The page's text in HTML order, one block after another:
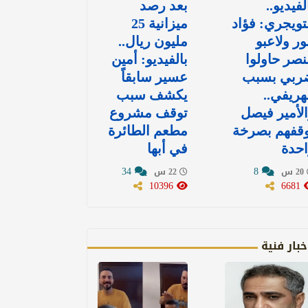
فؤاد
ولاعبو
حاولوا
بسبب
فيصل
بصرخة
بعد رصد
ميزانية 25
مليون ريال..
بالفيديو: أمين
عسير سابقاً
يكشف سبب
توقف مشروع
مطعم الطائرة
في أبها
فنية